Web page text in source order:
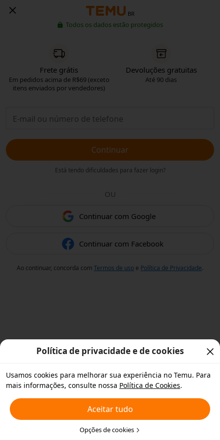
BR
Todos os dados estão protegidos
Frete grátis
Em pedidos acima de R$69 (exceto
itens enviados por vendedores)
Devoluções gratuitas
Até 90 dias
Continuar
Está tendo dificuldades para fazer login?
OU
Continuar com Google
Continuar com Facebook
Ao continuar, concorda com Termos de uso e Política de Privacidade.
Política de privacidade e de cookies
Usamos cookies para melhorar sua experiência no Temu. Para
mais informações, consulte nossa Política de Cookies.
Aceitar tudo
Opções de cookies